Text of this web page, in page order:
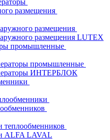
размещения
размещения
размещения LUTEX
промышленные
промышленные
ИНТЕРБЛОК
теплообменников
ALFA LAVAL